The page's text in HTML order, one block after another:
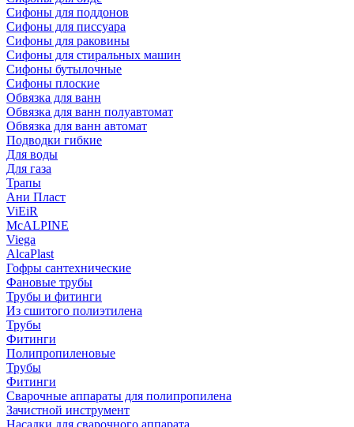
Сифoны для поддонов
Сифoны для писсуара
Сифоны для раковины
Сифоны для стиральных машин
Сифоны бутылочные
Сифоны плоские
Обвязка для ванн
Обвязка для ванн полуавтомат
Обвязка для ванн автомат
Подводки гибкие
Для воды
Для газа
Трапы
Ани Пласт
ViEiR
McALPINE
Viega
AlcaPlast
Гофры сантехнические
Фановые трубы
Трубы и фитинги
Из сшитого полиэтилена
Трубы
Фитинги
Полипропиленовые
Трубы
Фитинги
Сварочные аппараты для полипропилена
Зачистной инструмент
Насадки для сварочного аппарата